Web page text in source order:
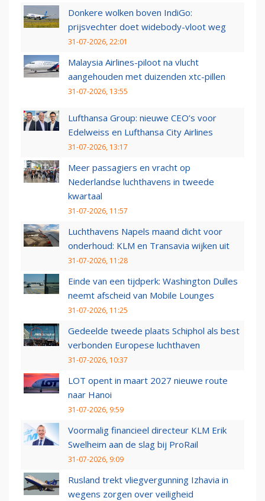
Donkere wolken boven IndiGo:
prijsvechter doet widebody-vloot weg
31-07-2026, 22:01
Malaysia Airlines-piloot na vlucht
aangehouden met duizenden xtc-pillen
31-07-2026, 13:55
Lufthansa Group: nieuwe CEO’s voor
Edelweiss en Lufthansa City Airlines
31-07-2026, 13:17
Meer passagiers en vracht op
Nederlandse luchthavens in tweede
kwartaal
31-07-2026, 11:57
Luchthavens Napels maand dicht voor
onderhoud: KLM en Transavia wijken uit
31-07-2026, 11:28
Einde van een tijdperk: Washington Dulles
neemt afscheid van Mobile Lounges
31-07-2026, 11:25
Gedeelde tweede plaats Schiphol als best
verbonden Europese luchthaven
31-07-2026, 10:37
LOT opent in maart 2027 nieuwe route
naar Hanoi
31-07-2026, 9:59
Voormalig financieel directeur KLM Erik
Swelheim aan de slag bij ProRail
31-07-2026, 9:09
Rusland trekt vliegvergunning Izhavia in
wegens zorgen over veiligheid